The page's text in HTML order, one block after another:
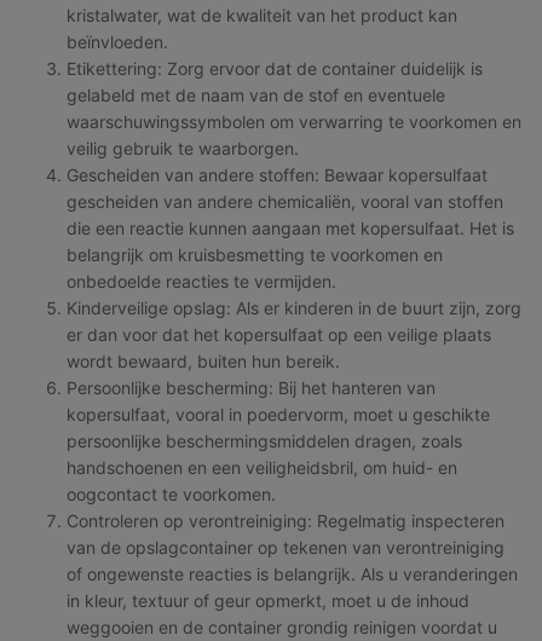
kristalwater, wat de kwaliteit van het product kan
beïnvloeden.
Etikettering: Zorg ervoor dat de container duidelijk is
gelabeld met de naam van de stof en eventuele
waarschuwingssymbolen om verwarring te voorkomen en
veilig gebruik te waarborgen.
Gescheiden van andere stoffen: Bewaar kopersulfaat
gescheiden van andere chemicaliën, vooral van stoffen
die een reactie kunnen aangaan met kopersulfaat. Het is
belangrijk om kruisbesmetting te voorkomen en
onbedoelde reacties te vermijden.
Kinderveilige opslag: Als er kinderen in de buurt zijn, zorg
er dan voor dat het kopersulfaat op een veilige plaats
wordt bewaard, buiten hun bereik.
Persoonlijke bescherming: Bij het hanteren van
kopersulfaat, vooral in poedervorm, moet u geschikte
persoonlijke beschermingsmiddelen dragen, zoals
handschoenen en een veiligheidsbril, om huid- en
oogcontact te voorkomen.
Controleren op verontreiniging: Regelmatig inspecteren
van de opslagcontainer op tekenen van verontreiniging
of ongewenste reacties is belangrijk. Als u veranderingen
in kleur, textuur of geur opmerkt, moet u de inhoud
weggooien en de container grondig reinigen voordat u